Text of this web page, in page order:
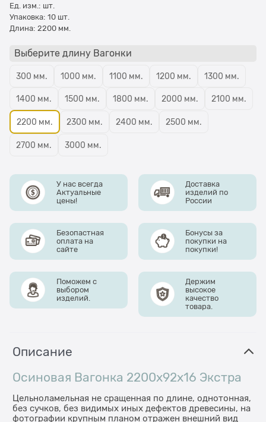
Ед. изм.: шт.
Упаковка: 10 шт.
Длина: 2200 мм.
Выберите длину Вагонки
300 мм. 1000 мм. 1100 мм. 1200 мм. 1300 мм.
1400 мм. 1500 мм. 1800 мм. 2000 мм. 2100 мм.
2200 мм. 2300 мм. 2400 мм. 2500 мм.
2700 мм. 3000 мм.
У нас всегда
Актуальные
цены!
Доставка
изделий по
России
Безопастная
оплата на
сайте
Бонусы за
покупки на
покупки!
Поможем с
выбором
изделий.
Держим
высокое
качество
товара.
Описание
Осиновая Вагонка 2200x92x16 Экстра
Цельноламельная не сращенная по длине, однотонная,
без сучков, без видимых иных дефектов древесины, на
фотографии крупным планом отражен внешний вид